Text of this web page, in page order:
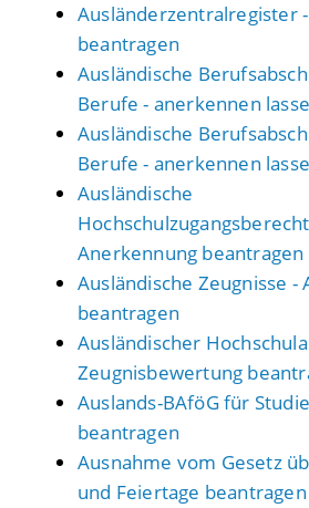
Ausländerzentralregister
beantragen
Ausländische
Berufe - anerkennen
Ausländische
Berufe - anerkennen
Ausländische
Anerkennung beantragen
Ausländische Zeugnisse -
beantragen
Ausländischer
Zeugnisbewertung
Auslands-BAföG für
beantragen
Ausnahme vom Gesetz
und Feiertage beantragen